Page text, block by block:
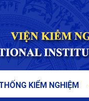
KIỂM NGHIỆM